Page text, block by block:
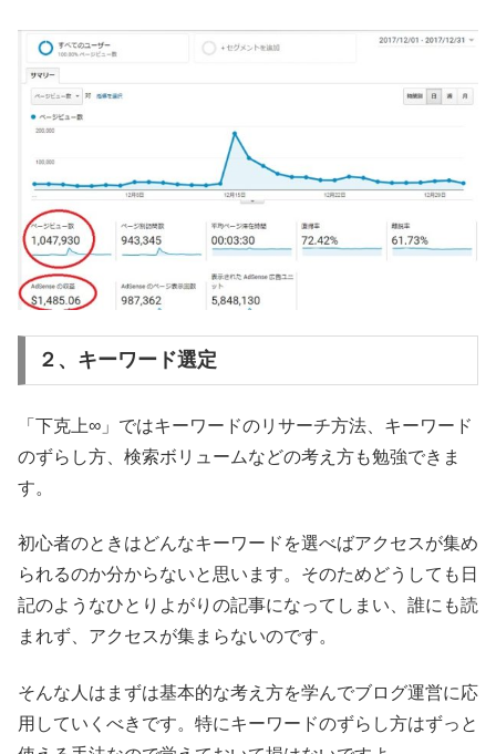
２、キーワード選定
「下克上∞」ではキーワードのリサーチ方法、キーワード
のずらし方、検索ボリュームなどの考え方も勉強できま
す。
初心者のときはどんなキーワードを選べばアクセスが集め
られるのか分からないと思います。そのためどうしても日
記のようなひとりよがりの記事になってしまい、誰にも読
まれず、アクセスが集まらないのです。
そんな人はまずは基本的な考え方を学んでブログ運営に応
用していくべきです。特にキーワードのずらし方はずっと